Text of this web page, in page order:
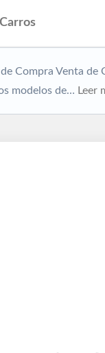
Compra Venta de
modelos de… Leer